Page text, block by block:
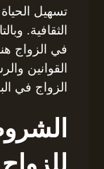
تسهيل
الثقافية.
في الزواج
القوانين
الزواج في